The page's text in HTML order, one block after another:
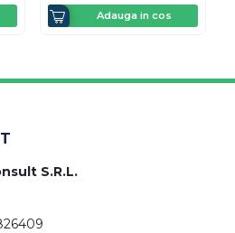
Adauga in cos
S.R.L.